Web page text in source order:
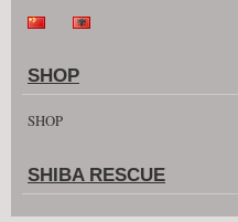
SHOP
SHOP
SHIBA RESCUE